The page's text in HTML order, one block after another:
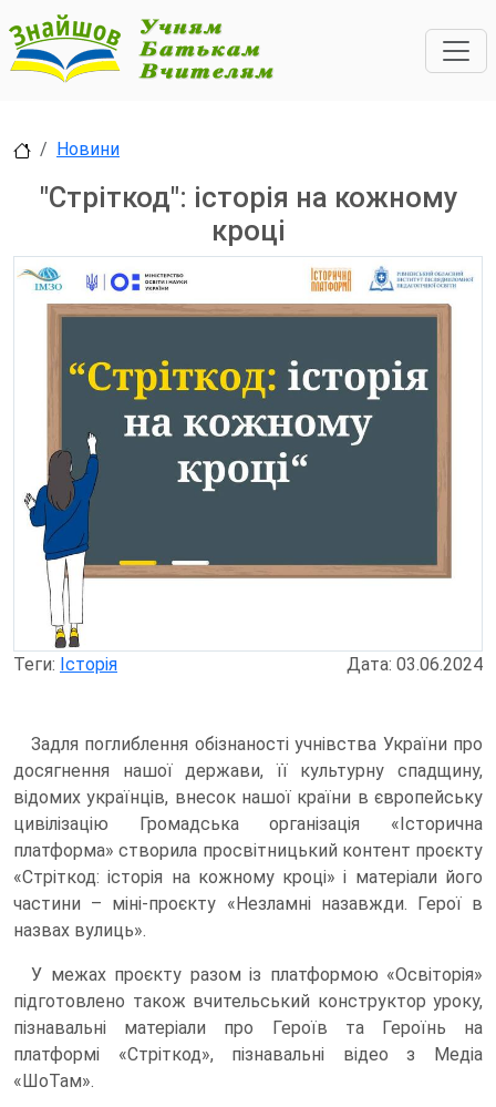
Новини
"Стріткод": історія на кожному
кроці
Теги: Історія Дата: 03.06.2024
Задля поглиблення обізнаності учнівства України про
досягнення нашої держави, її культурну спадщину,
відомих українців, внесок нашої країни в європейську
цивілізацію Громадська організація «Історична
платформа» створила просвітницький контент проєкту
«Стріткод: історія на кожному кроці» і матеріали його
частини – міні-проєкту «Незламні назавжди. Герої в
назвах вулиць».
У межах проєкту разом із платформою «Освіторія»
підготовлено також вчительський конструктор уроку,
пізнавальні матеріали про Героїв та Героїнь на
платформі «Стріткод», пізнавальні відео з Медіа
«ШоТам».